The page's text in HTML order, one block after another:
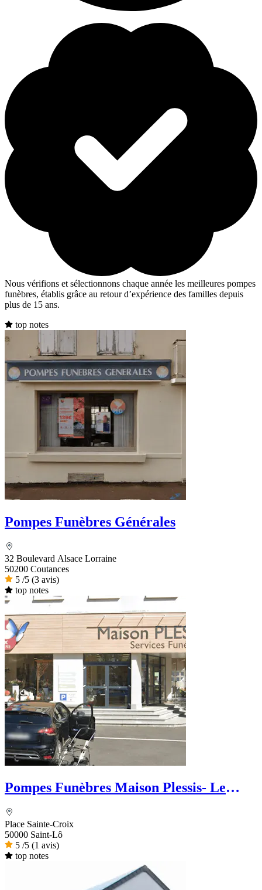
Nous vérifions et sélectionnons chaque année les meilleures pompes
funèbres, établis grâce au retour d’expérience des familles depuis
plus de 15 ans.
top notes
Pompes Funèbres Générales
32 Boulevard Alsace Lorraine
50200 Coutances
5 /5 (3 avis)
top notes
Pompes Funèbres Maison Plessis- Le
Place Sainte-Croix
50000 Saint-Lô
5 /5 (1 avis)
top notes